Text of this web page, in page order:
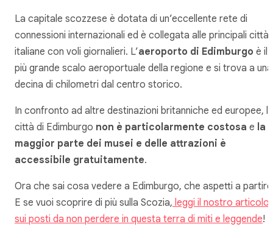
La capitale scozzese è dotata di un’eccellente rete di
connessioni internazionali ed è collegata alle principali città
italiane con voli giornalieri. L’aeroporto di Edimburgo è il
più grande scalo aeroportuale della regione e si trova a una
decina di chilometri dal centro storico.
In confronto ad altre destinazioni britanniche ed europee, la
città di Edimburgo non è particolarmente costosa e la
maggior parte dei musei e delle attrazioni è
accessibile gratuitamente.
Ora che sai cosa vedere a Edimburgo, che aspetti a
E se vuoi scoprire di più sulla Scozia, leggi il nostro articolo
sui posti da non perdere in questa terra di miti e leggende!